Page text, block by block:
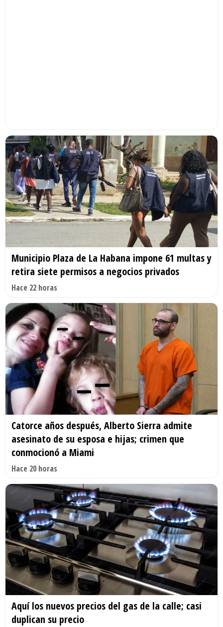
Municipio Plaza de La Habana impone 61 multas y
retira siete permisos a negocios privados
Hace 22 horas
Catorce años después, Alberto Sierra admite
asesinato de su esposa e hijas; crimen que
conmocionó a Miami
Hace 20 horas
Aquí los nuevos precios del gas de la calle; casi
duplican su precio